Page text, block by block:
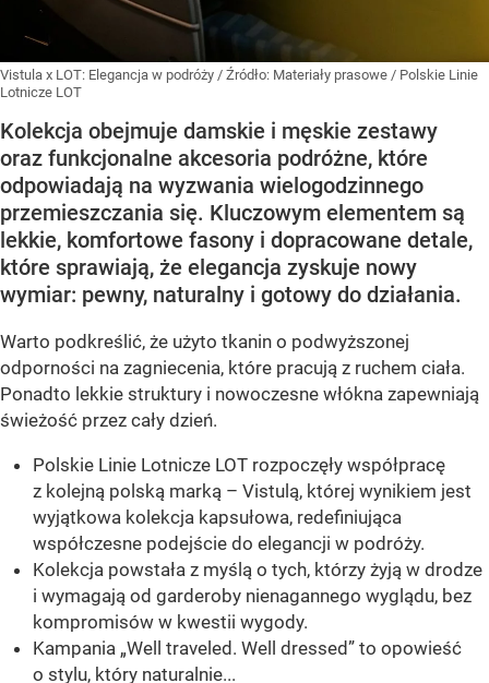
Vistula x LOT: Elegancja w podróży / Źródło: Materiały prasowe / Polskie Linie
Lotnicze LOT
Kolekcja obejmuje damskie i męskie zestawy
oraz funkcjonalne akcesoria podróżne, które
odpowiadają na wyzwania wielogodzinnego
przemieszczania się. Kluczowym elementem są
lekkie, komfortowe fasony i dopracowane detale,
które sprawiają, że elegancja zyskuje nowy
wymiar: pewny, naturalny i gotowy do działania.
Warto podkreślić, że użyto tkanin o podwyższonej
odporności na zagniecenia, które pracują z ruchem ciała.
Ponadto lekkie struktury i nowoczesne włókna zapewniają
świeżość przez cały dzień.
Polskie Linie Lotnicze LOT rozpoczęły współpracę
z kolejną polską marką – Vistulą, której wynikiem jest
wyjątkowa kolekcja kapsułowa, redefiniująca
współczesne podejście do elegancji w podróży.
Kolekcja powstała z myślą o tych, którzy żyją w drodze
i wymagają od garderoby nienagannego wyglądu, bez
kompromisów w kwestii wygody.
Kampania „Well traveled. Well dressed” to opowieść
o stylu, który naturalnie...